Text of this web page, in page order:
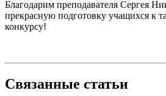
Благодарим преподавателя Сергея
прекрасную подготовку учащихся к
конкурсу!
Связанные статьи